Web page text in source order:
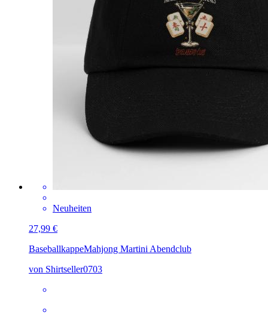
Neuheiten
27,99 €
BaseballkappeMahjong Martini Abendclub
von Shirtseller0703